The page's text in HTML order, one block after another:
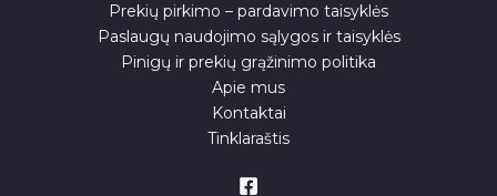
Prekių pirkimo – pardavimo taisyklės
Paslaugų naudojimo sąlygos ir taisyklės
Pinigų ir prekių grąžinimo politika
Apie mus
Kontaktai
Tinklaraštis